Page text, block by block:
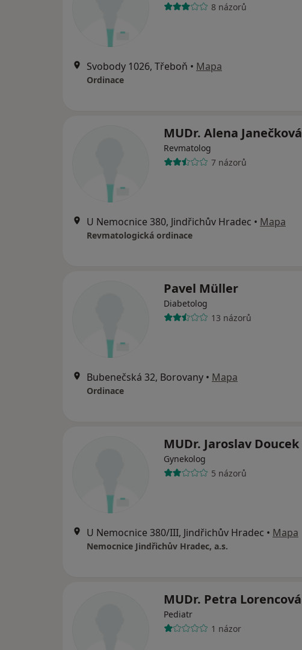
8 názorů
Svobody 1026, Třeboň • Mapa
Ordinace
MUDr. Alena Janečková
Revmatolog
7 názorů
U Nemocnice 380, Jindřichův Hradec • Mapa
Revmatologická ordinace
Pavel Müller
Diabetolog
13 názorů
Bubenečská 32, Borovany • Mapa
Ordinace
MUDr. Jaroslav Doucek
Gynekolog
5 názorů
U Nemocnice 380/III, Jindřichův Hradec • Mapa
Nemocnice Jindřichův Hradec, a.s.
MUDr. Petra Lorencová
Pediatr
1 názor